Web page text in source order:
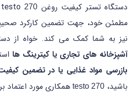
دستگاه تستر کیفیت روغن testo 270
مطمئن خود، جهت تضمین کارکرد
نیز به شما کمک می کند. خواه از
آشپزخانه های تجاری یا کیترینگ ها
بازرسی مواد غذایی یا در تضمین
باشید، testo 270 همکاری مورد اعتماد